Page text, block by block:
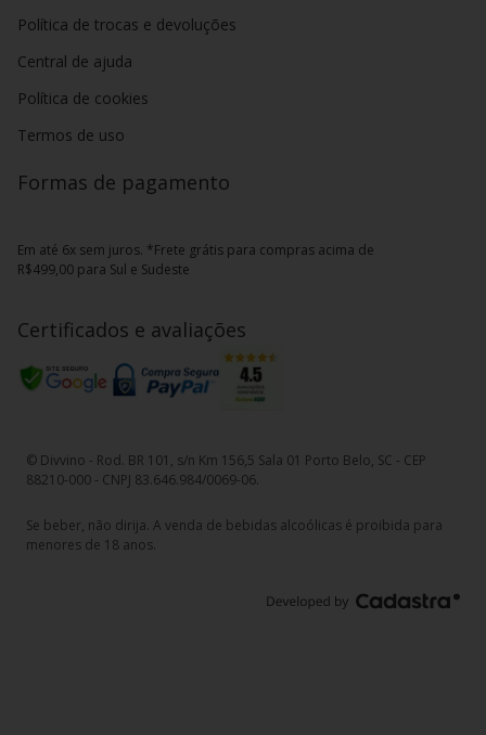
Política de trocas e devoluções
Central de ajuda
Política de cookies
Termos de uso
Formas de pagamento
Em até 6x sem juros. *Frete grátis para compras acima de
R$499,00 para Sul e Sudeste
Certificados e avaliações
© Divvino - Rod. BR 101, s/n Km 156,5 Sala 01 Porto Belo, SC - CEP
88210-000 - CNPJ 83.646.984/0069-06.
Se beber, não dirija. A venda de bebidas alcoólicas é proibida para
menores de 18 anos.